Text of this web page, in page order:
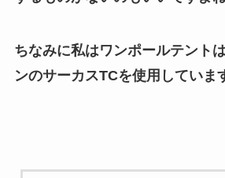
ちなみに私はワンポールテント
ンのサーカスTCを使用していま